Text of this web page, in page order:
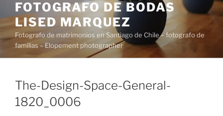
FOTOGRAFO DE BODAS
LISED MARQUEZ
Fotografo de matrimonios en Santiago de Chile – fotografo de
familias – Elopement photographer
The-Design-Space-General-
1820_0006